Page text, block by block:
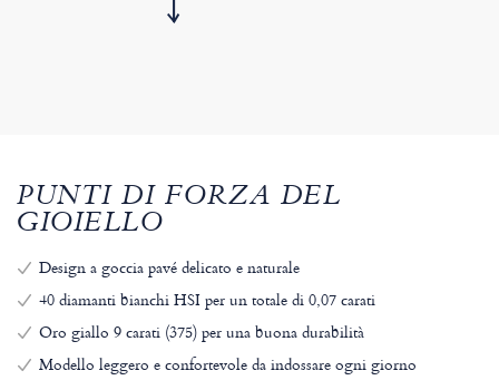
PUNTI DI FORZA DEL
GIOIELLO
Design a goccia pavé delicato e naturale
40 diamanti bianchi HSI per un totale di 0,07 carati
Oro giallo 9 carati (375) per una buona durabilità
Modello leggero e confortevole da indossare ogni giorno